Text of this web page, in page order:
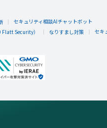
セキュリティ相談AIチャットボット
Security） なりすまし対策 セキ